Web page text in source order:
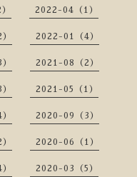
2022-04（1）
2022-01（4）
2021-08（2）
2021-05（1）
2020-09（3）
2020-06（1）
2020-03（5）